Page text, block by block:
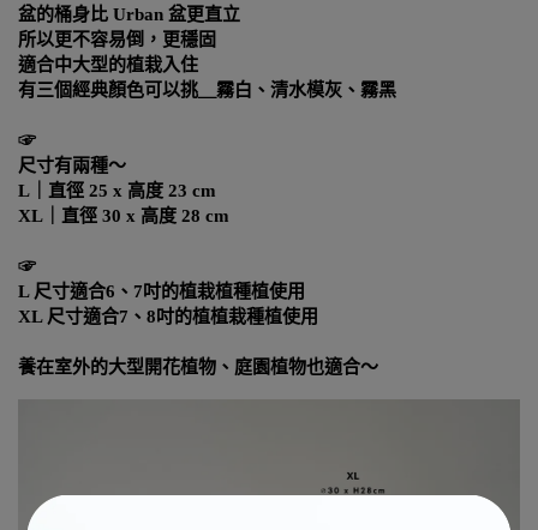
盆的桶身比 Urban 盆更直立
所以更不容易倒，更穩固
適合中大型的植栽入住
有三個經典顏色可以挑＿霧白、清水模灰、霧黑
☞
尺寸有兩種～
L ｜直徑 25 x 高度 23 cm
XL ｜直徑 30 x 高度 28 cm
☞
L 尺寸適合6 、 7吋的植栽植種植使用
XL 尺寸適合7 、 8吋的植植栽種植使用
養在室外的大型開花植物、庭園植物也適合～